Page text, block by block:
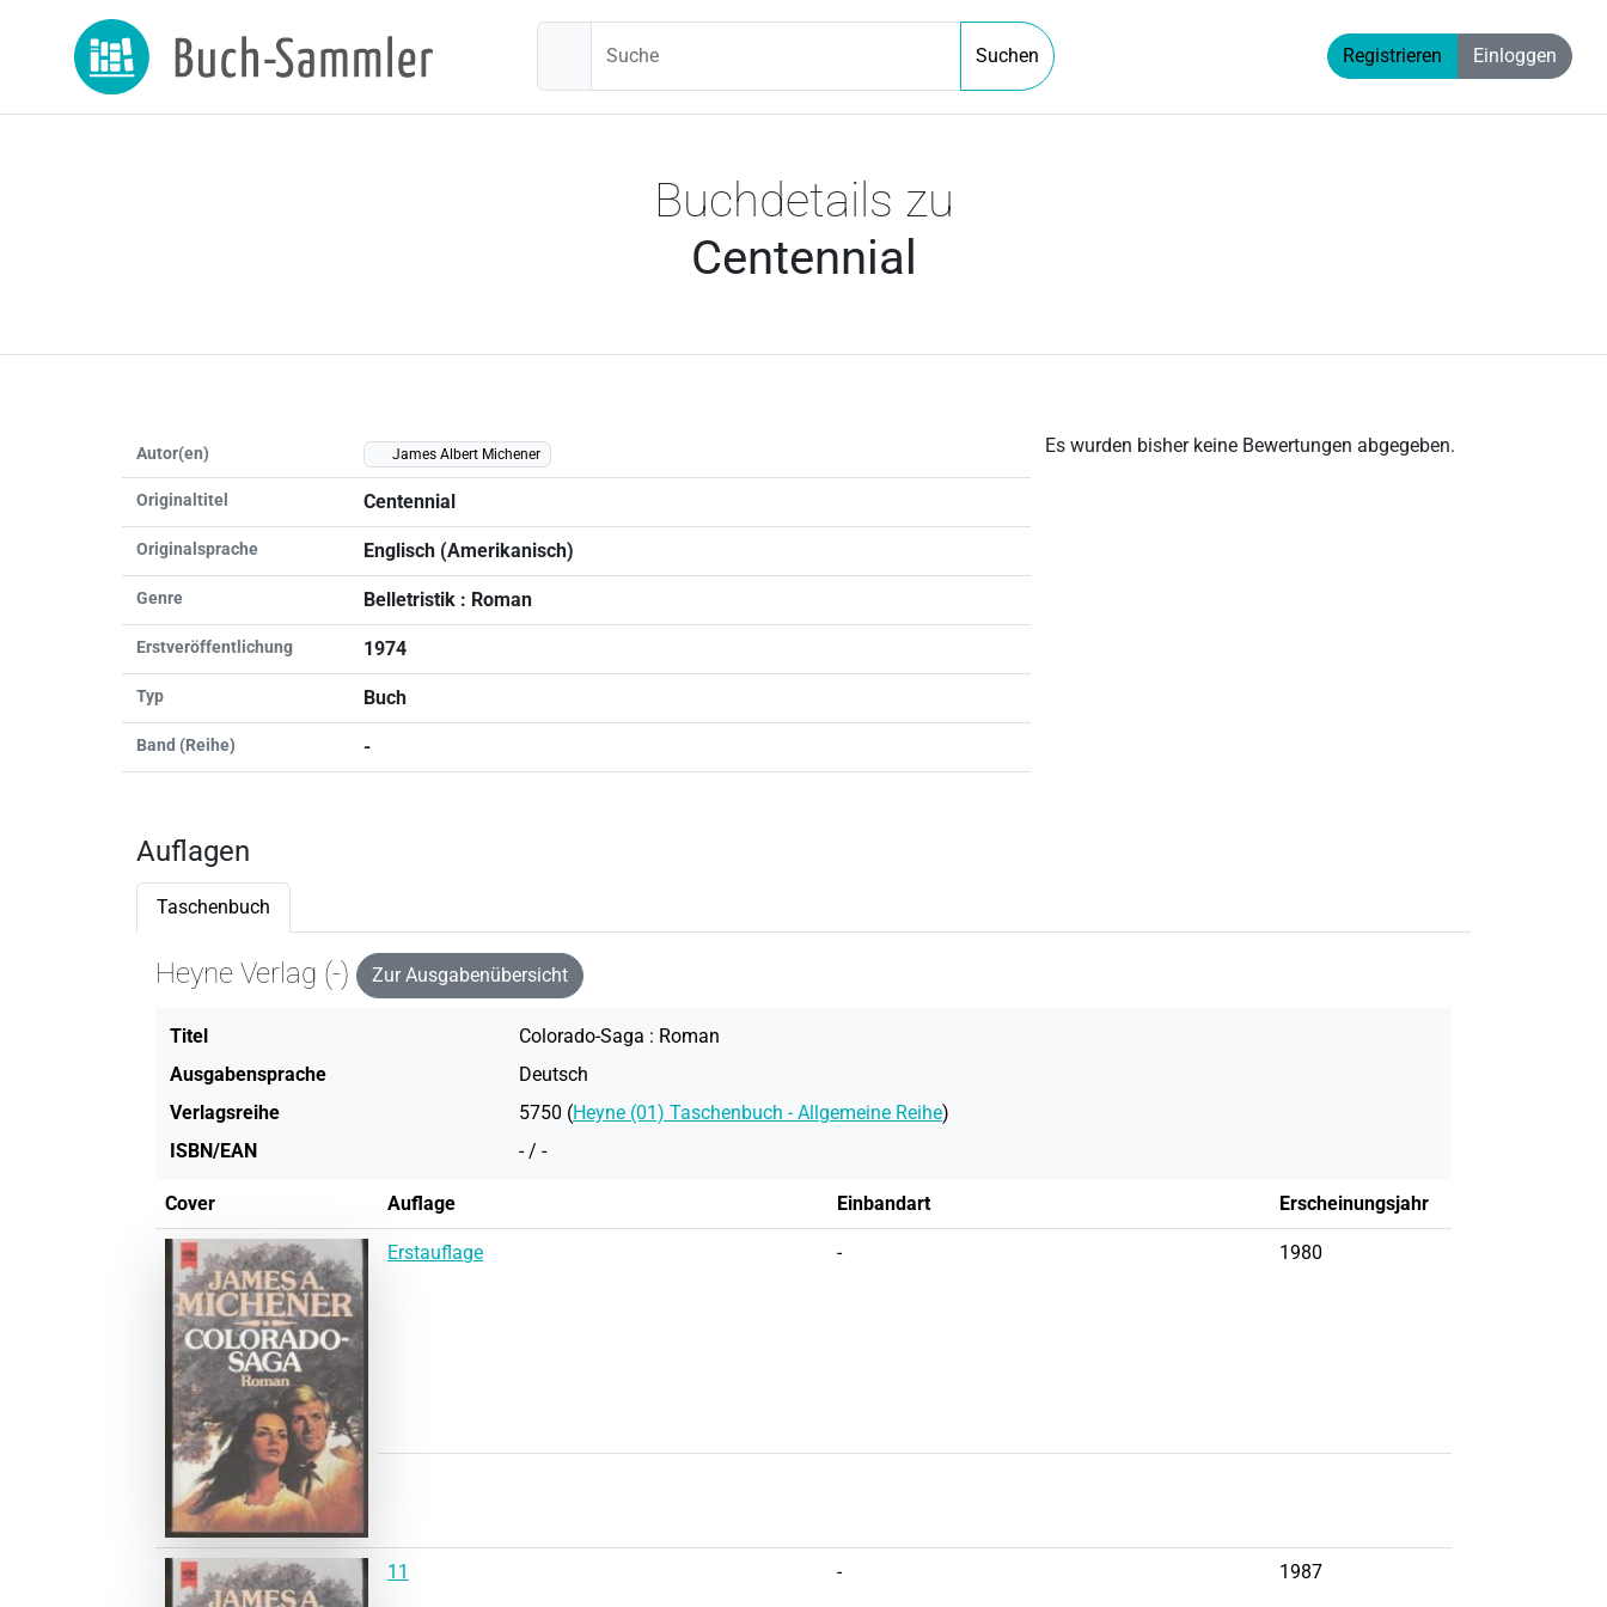
Suche Suchen Registrieren Einloggen
Buchdetails zu
Centennial
Autor(en) James Albert Michener
Originaltitel Centennial
Originalsprache Englisch (Amerikanisch)
Genre Belletristik : Roman
Erstveröffentlichung 1974
Typ Buch
Band (Reihe) -
Es wurden bisher keine Bewertungen abgegeben.
Auflagen
Taschenbuch
Heyne Verlag (-) Zur Ausgabenübersicht
Titel
Colorado-Saga : Roman
Ausgabensprache
Deutsch
Verlagsreihe
5750 (Heyne (01) Taschenbuch - Allgemeine Reihe)
ISBN/EAN
- / -
Cover Auflage Einbandart Erscheinungsjahr
Erstauflage - 1980
11 - 1987